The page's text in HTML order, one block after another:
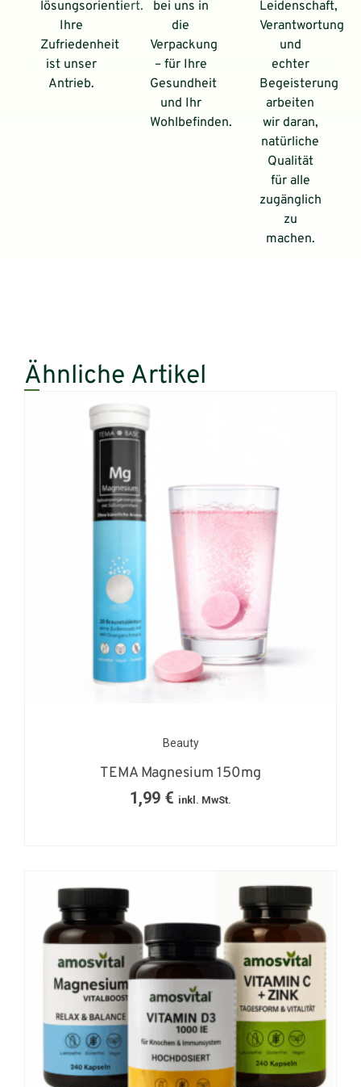
lösungsorientiert.
Ihre
Zufriedenheit
ist unser
Antrieb.
bei uns in
die
Verpackung
– für Ihre
Gesundheit
und Ihr
Wohlbefinden.
Leidenschaft,
Verantwortung
und
echter
Begeisterung
arbeiten
wir daran,
natürliche
Qualität
für alle
zugänglich
zu
machen.
Ähnliche Artikel
Beauty
TEMA Magnesium 150mg
1,99 € inkl. MwSt.